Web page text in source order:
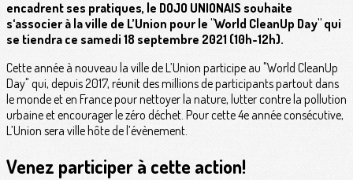
encadrent ses pratiques, le DOJO UNIONAIS souhaite
s‘associer à la ville de L’Union pour le "World CleanUp Day" qui
se tiendra ce samedi 18 septembre 2021 (10h-12h).
Cette année à nouveau la ville de L’Union participe au "World CleanUp
Day" qui, depuis 2017, réunit des millions de participants partout dans
le monde et en France pour nettoyer la nature, lutter contre la pollution
urbaine et encourager le zéro déchet. Pour cette 4e année consécutive,
L’Union sera ville hôte de l’évènement.
Venez participer à cette action!